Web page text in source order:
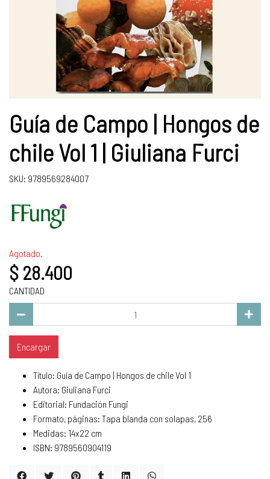
Guía de Campo | Hongos de
chile Vol 1 | Giuliana Furci
SKU: 9789569284007
Agotado.
$ 28.400
CANTIDAD
Encargar
Título: Guía de Campo | Hongos de chile Vol 1
Autora: Giuliana Furci
Editorial: Fundación Fungi
Formato, páginas: Tapa blanda con solapas, 256
Medidas: 14x22 cm
ISBN: 9789560904119